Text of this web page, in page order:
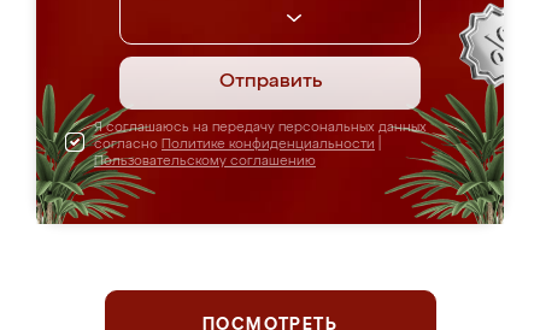
Отправить
Я соглашаюсь на передачу персональных данных
согласно Политике конфиденциальности
Пользовательскому соглашению
ПОСМОТРЕТЬ